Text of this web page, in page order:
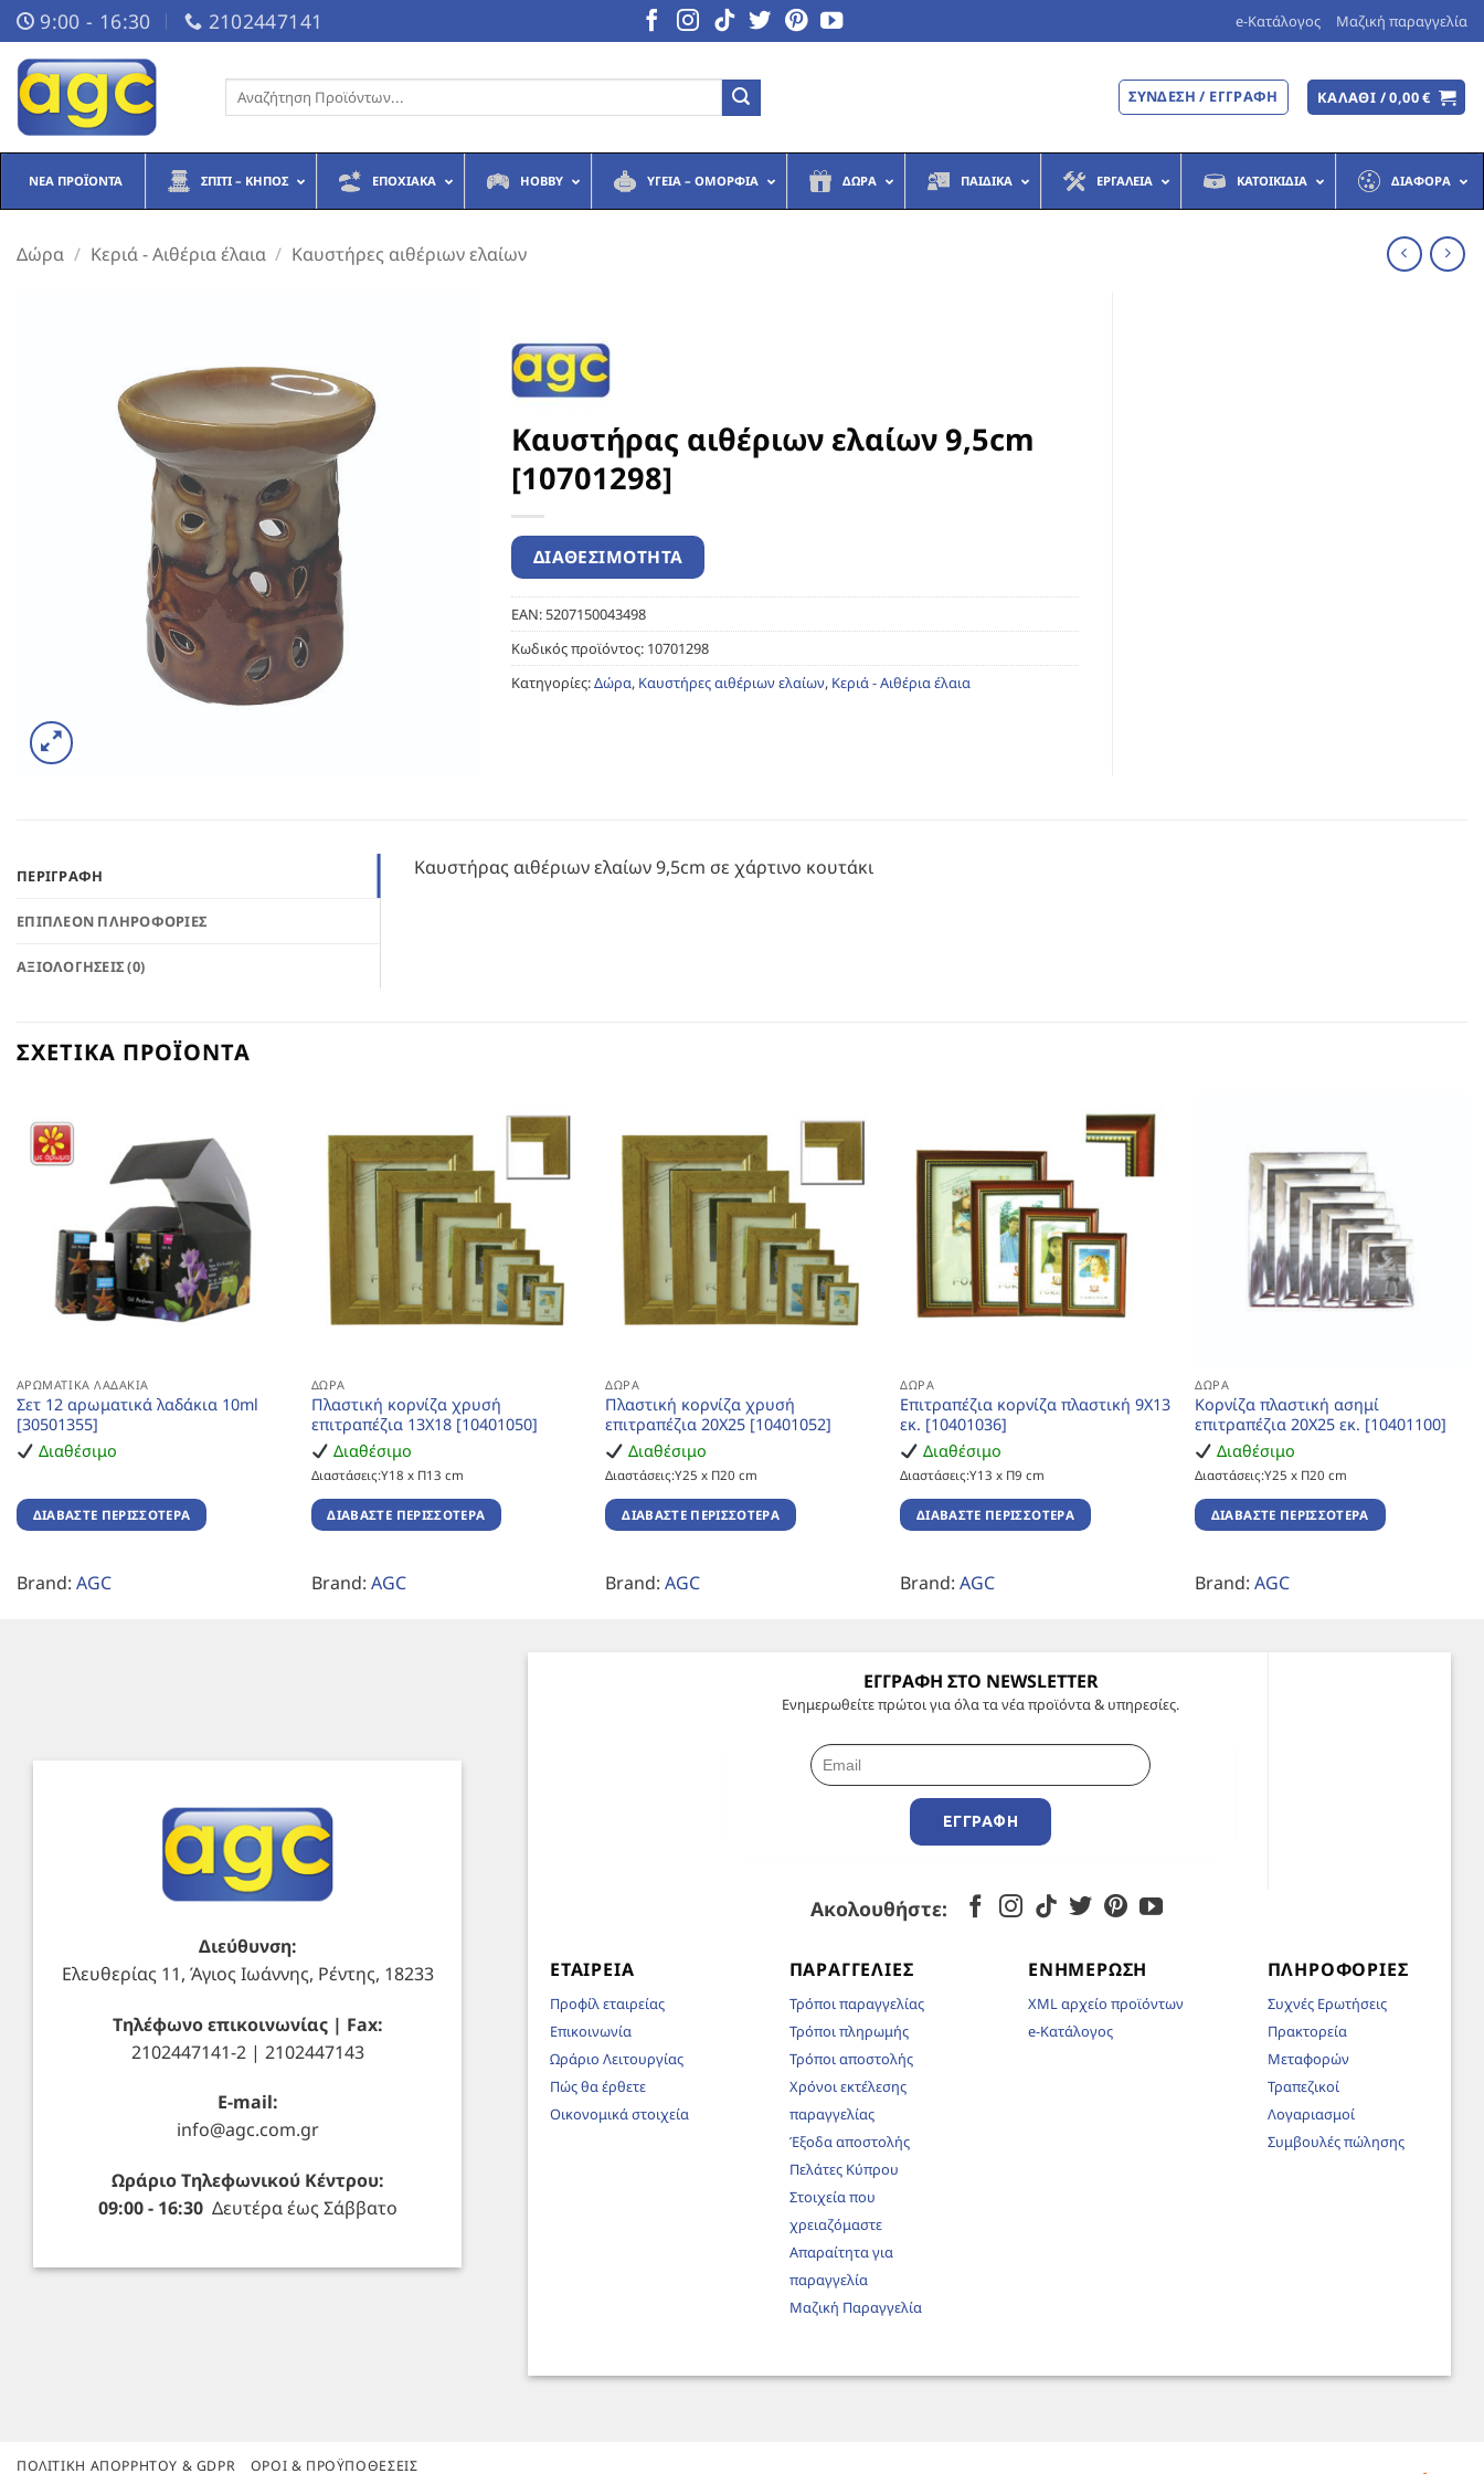
Μετάβαση
στο
περιεχόμενο
9:00 - 16:30 2102447141 e-Κατάλογος Μαζική παραγγελία
Αναζήτηση
ΣΎΝΔΕΣΗ / ΕΓΓΡΑΦΉ ΚΑΛΆΘΙ /0,00€
ΝΈΑ ΠΡΟΪΌΝΤΑ ΣΠΊΤΙ – ΚΉΠΟΣ ΕΠΟΧΙΑΚΆ HOBBY ΥΓΕΙΆ – ΟΜΟΡΦΙΆ ΔΏΡΑ ΠΑΙΔΙΚΆ ΕΡΓΑΛΕΊΑ ΚΑΤΟΙΚΊΔΙΑ ΔΙΆΦΟΡΑ
Δώρα / Κεριά - Αιθέρια έλαια / Καυστήρες αιθέριων ελαίων
Καυστήρας αιθέριων ελαίων 9,5cm
[10701298]
EAN: 5207150043498
Κωδικός προϊόντος: 10701298
Κατηγορίες:Δώρα, Καυστήρες αιθέριων ελαίων, Κεριά - Αιθέρια έλαια
ΠΕΡΙΓΡΑΦΉ
ΕΠΙΠΛΈΟΝ ΠΛΗΡΟΦΟΡΊΕΣ
ΑΞΙΟΛΟΓΉΣΕΙΣ (0)
Καυστήρας αιθέριων ελαίων 9,5cm σε χάρτινο κουτάκι
ΣΧΕΤΙΚΆ ΠΡΟΪΌΝΤΑ
ΑΡΩΜΑΤΙΚΆ ΛΑΔΆΚΙΑ
Σετ 12 αρωματικά λαδάκια 10ml
[30501355]
Διαθέσιμο
ΔΙΑΒΆΣΤΕ ΠΕΡΙΣΣΌΤΕΡΑ
Brand: AGC
ΔΏΡΑ
Πλαστική κορνίζα χρυσή
επιτραπέζια 13Χ18 [10401050]
Διαθέσιμο
Διαστάσεις:Υ18 x Π13 cm
ΔΙΑΒΆΣΤΕ ΠΕΡΙΣΣΌΤΕΡΑ
Brand: AGC
ΔΏΡΑ
Πλαστική κορνίζα χρυσή
επιτραπέζια 20Χ25 [10401052]
Διαθέσιμο
Διαστάσεις:Υ25 x Π20 cm
ΔΙΑΒΆΣΤΕ ΠΕΡΙΣΣΌΤΕΡΑ
Brand:AGC
ΔΏΡΑ
Επιτραπέζια κορνίζα πλαστική 9Χ13
εκ. [10401036]
Διαθέσιμο
Διαστάσεις:Υ13 x Π9 cm
ΔΙΑΒΆΣΤΕ ΠΕΡΙΣΣΌΤΕΡΑ
Brand:AGC
ΔΏΡΑ
Κορνίζα πλαστική ασημί
επιτραπέζια 20Χ25 εκ. [10401100]
Διαθέσιμο
Διαστάσεις:Υ25 x Π20 cm
ΔΙΑΒΆΣΤΕ ΠΕΡΙΣΣΌΤΕΡΑ
Brand: AGC
Διεύθυνση:
Ελευθερίας 11, Άγιος Ιωάννης, Ρέντης, 18233
Τηλέφωνο επικοινωνίας | Fax:
2102447141-2 | 2102447143
E-mail:
info@agc.com.gr
Ωράριο Τηλεφωνικού Κέντρου:
09:00 - 16:30Δευτέρα έως Σάββατο
ΕΓΓΡΑΦΗ ΣΤΟ NEWSLETTER
Ενημερωθείτε πρώτοι για όλα τα νέα προϊόντα & υπηρεσίες.
ΕΓΓΡΑΦΉ
Ακολουθήστε:
ΕΤΑΙΡΕΊΑ
Προφίλ εταιρείας
Επικοινωνία
Ωράριο Λειτουργίας
Πώς θα έρθετε
Οικονομικά στοιχεία
ΠΑΡΑΓΓΕΛΊΕΣ
Τρόποι παραγγελίας
Τρόποι πληρωμής
Τρόποι αποστολής
Χρόνοι εκτέλεσης
παραγγελίας
Έξοδα αποστολής
Πελάτες Κύπρου
Στοιχεία που
χρειαζόμαστε
Απαραίτητα για
παραγγελία
Μαζική Παραγγελία
ΕΝΗΜΈΡΩΣΗ
XML αρχείο προϊόντων
e-Κατάλογος
ΠΛΗΡΟΦΟΡΊΕΣ
Συχνές Ερωτήσεις
Πρακτορεία
Μεταφορών
Τραπεζικοί
Λογαριασμοί
Συμβουλές πώλησης
ΠΟΛΙΤΙΚΉ ΑΠΟΡΡΉΤΟΥ & GDPR ΌΡΟΙ & ΠΡΟΫΠΟΘΈΣΕΙΣ